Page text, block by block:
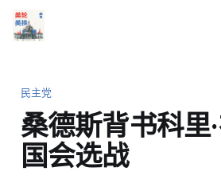
民主党
桑德斯背书科里
国会选战